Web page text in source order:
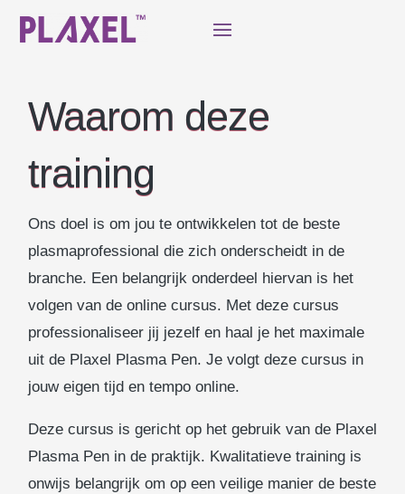
Waarom deze
training
Ons doel is om jou te ontwikkelen tot de beste
plasmaprofessional die zich onderscheidt in de
branche. Een belangrijk onderdeel hiervan is het
volgen van de online cursus. Met deze cursus
professionaliseer jij jezelf en haal je het maximale
uit de Plaxel Plasma Pen. Je volgt deze cursus in
jouw eigen tijd en tempo online.
Deze cursus is gericht op het gebruik van de Plaxel
Plasma Pen in de praktijk. Kwalitatieve training is
onwijs belangrijk om op een veilige manier de beste